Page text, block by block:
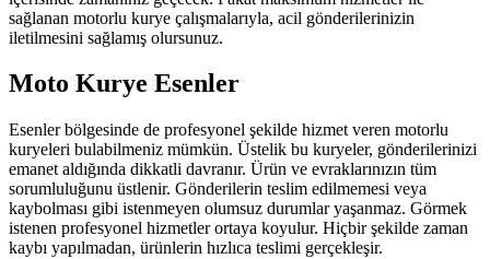
sağlanan motorlu kurye çalışmalarıyla, acil gönderilerinizin
iletilmesini sağlamış olursunuz.
Moto Kurye Esenler
Esenler bölgesinde de profesyonel şekilde hizmet veren motorlu
kuryeleri bulabilmeniz mümkün. Üstelik bu kuryeler, gönderilerinizi
emanet aldığında dikkatli davranır. Ürün ve evraklarınızın tüm
sorumluluğunu üstlenir. Gönderilerin teslim edilmemesi veya
kaybolması gibi istenmeyen olumsuz durumlar yaşanmaz. Görmek
istenen profesyonel hizmetler ortaya koyulur. Hiçbir şekilde zaman
kaybı yapılmadan, ürünlerin hızlıca teslimi gerçekleşir.